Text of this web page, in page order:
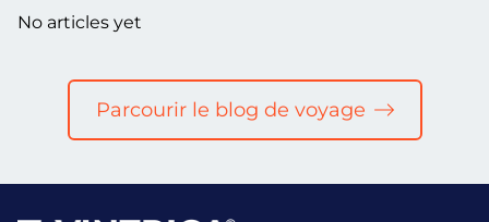
No articles yet
Parcourir le blog de voyage